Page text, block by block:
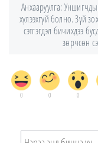
Анхааруулга:
хүлээхгүй болно. Зүй
сэтгэгдэл бичихдээ
зөрчсөн
0 0 0